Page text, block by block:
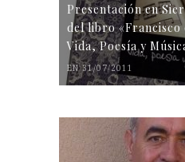
Presentación en
del libro «Francisco
Vida, Poesía y
EN 31/07/2011